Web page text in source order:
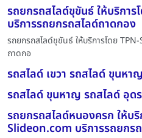
รถยกรถสไลด์ขุขันธ์ ให้บริกา
บริการรถยกรถสไลด์ถาดกอง
รถยกรถสไลด์ขุขันธ์ ให้บริการโดย
ถาดกอ
รถสไลด์ เขวา รถสไลด์ ขุนหาญ
รถสไลด์ ขุนหาญ รถสไลด์ อุด
รถยกรถสไลด์หนองครก ให้บริ
Slideon.com บริการรถยกร